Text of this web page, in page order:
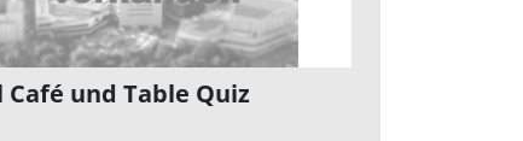
und Table Quiz